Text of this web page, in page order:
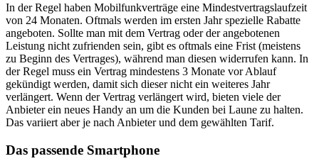
In der Regel haben Mobilfunkverträge eine Mindestvertragslaufzeit
von 24 Monaten. Oftmals werden im ersten Jahr spezielle Rabatte
angeboten. Sollte man mit dem Vertrag oder der angebotenen
Leistung nicht zufrienden sein, gibt es oftmals eine Frist (meistens
zu Beginn des Vertrages), während man diesen widerrufen kann. In
der Regel muss ein Vertrag mindestens 3 Monate vor Ablauf
gekündigt werden, damit sich dieser nicht ein weiteres Jahr
verlängert. Wenn der Vertrag verlängert wird, bieten viele der
Anbieter ein neues Handy an um die Kunden bei Laune zu halten.
Das variiert aber je nach Anbieter und dem gewählten Tarif.
Das passende Smartphone